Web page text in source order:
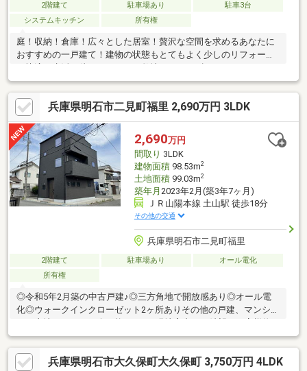
2階建て 駐車場あり
駐車3台
システムキッチン
所有権
庭！収納！倉庫！広々とした居室！贅沢な空間を求めるあなたに
おすすめの一戸建て！建物の状態もとてもよく少しのリフォーム
広さは特筆！家の裏には小さな菜園があり、自給自足の生活も！
兵庫県明石市二見町福里 2,690万円 3LDK
2,690万円
間取り 3LDK
建物面積98.53m2
土地面積99.03m2
築年月 2023年2月(築3年7ヶ月)
ＪＲ山陽本線 土山駅 徒歩18分
その他の交通
兵庫県明石市二見町福里
2階建て 駐車場あり
オール電化
所有権
◎令和5年2月築の中古戸建♪◎三方角地で開放感あり◎オール電
化◎ウォークインクローゼット2ヶ所ありその他の戸建、マンショ
ン、土地など、ご紹介可能です。※現地案内をご希望のお客様物
件や周辺環境、その他不動産に関するお悩みお問合わせがありま
したらお気軽にご連絡ください。□さくら不動産販売 オネステ
ィ神戸□TEL：0120-930-667神戸市西区持子１丁目２１８番の１
兵庫県明石市大久保町大久保町 3,750万円 4LDK